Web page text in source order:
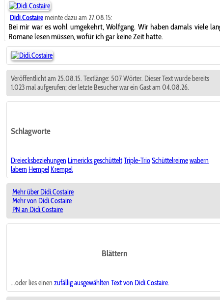
Didi.Costairemeinte dazu am 27.08.15:
Bei mir war es wohl umgekehrt, Wolfgang. Wir haben damals viele
Romane lesen müssen, wofür ich gar keine Zeit hatte.
Veröffentlicht am 25.08.15. Textlänge: 507 Wörter. Dieser Text wurde bereits
1.023 mal aufgerufen; der letzte Besucher war ein Gast am 04.08.26.
Schlagworte
Dreiecksbeziehungen Limericks geschütteltTriple-TrioSchüttelreimewabern
labern Hempel Krempel
Mehr über Didi.Costaire
Mehr von Didi.Costaire
PN an Didi.Costaire
Blättern
...oder lies einen zufällig ausgewählten Text von Didi.Costaire.